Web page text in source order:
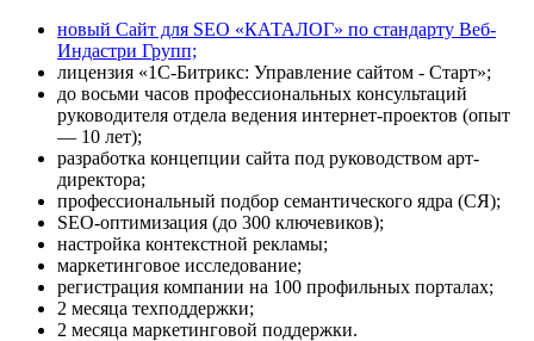
новый Сайт для SEO «КАТАЛОГ» по стандарту Веб-
Индастри Групп;
лицензия «1С-Битрикс: Управление сайтом - Старт»;
до восьми часов профессиональных консультаций
руководителя отдела ведения интернет-проектов (опыт
— 10 лет);
разработка концепции сайта под руководством арт-
директора;
профессиональный подбор семантического ядра (СЯ);
SEO-оптимизация (до 300 ключевиков);
настройка контекстной рекламы;
маркетинговое исследование;
регистрация компании на 100 профильных порталах;
2 месяца техподдержки;
2 месяца маркетинговой поддержки.